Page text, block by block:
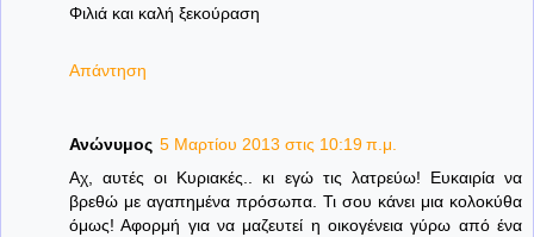
Φιλιά και καλή ξεκούραση
Απάντηση
Ανώνυμος 5 Μαρτίου 2013 στις 10:19 π.μ.
Αχ, αυτές οι Κυριακές.. κι εγώ τις λατρεύω! Ευκαιρία να
βρεθώ με αγαπημένα πρόσωπα. Τι σου κάνει μια κολοκύθα
όμως! Αφορμή για να μαζευτεί η οικογένεια γύρω από ένα